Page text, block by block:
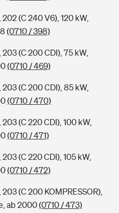
(C 240 V6), 120 kW,
(0710 / 398)
(C 200 CDI), 75 kW,
(0710 / 469)
(C 200 CDI), 85 kW,
(0710 / 470)
(C 220 CDI), 100 kW,
(0710 / 471)
(C 220 CDI), 105 kW,
(0710 / 472)
(C 200 KOMPRESSOR),
ab 2000(0710 / 473)